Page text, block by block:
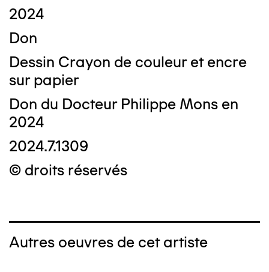
2024
Don
Dessin Crayon de couleur et encre
sur papier
Don du Docteur Philippe Mons en
2024
2024.7.1309
© droits réservés
Autres oeuvres de cet artiste